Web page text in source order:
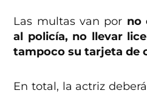
Las multas van por no
al policía, no llevar
tampoco su tarjeta de
En total, la actriz